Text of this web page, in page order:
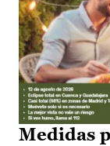
Medidas